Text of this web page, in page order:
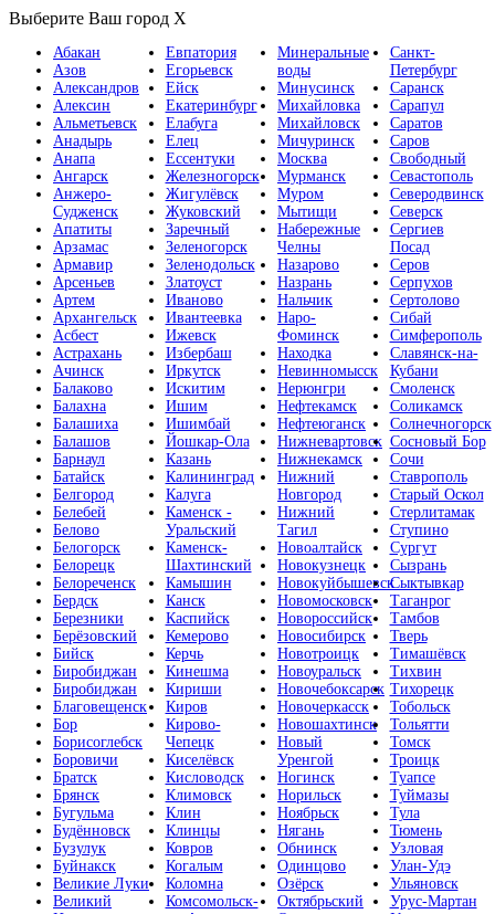
Выберите Ваш город X
Абакан
Азов
Александров
Алексин
Альметьевск
Анадырь
Анапа
Ангарск
Анжеро-
Судженск
Апатиты
Арзамас
Армавир
Арсеньев
Артем
Архангельск
Асбест
Астрахань
Ачинск
Балаково
Балахна
Балашиха
Балашов
Барнаул
Батайск
Белгород
Белебей
Белово
Белогорск
Белорецк
Белореченск
Бердск
Березники
Берёзовский
Бийск
Биробиджан
Биробиджан
Благовещенск
Бор
Борисоглебск
Боровичи
Братск
Брянск
Бугульма
Будённовск
Бузулук
Буйнакск
Великие Луки
Великий
Евпатория
Егорьевск
Ейск
Екатеринбург
Елабуга
Елец
Ессентуки
Железногорск
Жигулёвск
Жуковский
Заречный
Зеленогорск
Зеленодольск
Златоуст
Иваново
Ивантеевка
Ижевск
Избербаш
Иркутск
Искитим
Ишим
Ишимбай
Йошкар-Ола
Казань
Калининград
Калуга
Каменск -
Уральский
Каменск-
Шахтинский
Камышин
Канск
Каспийск
Кемерово
Керчь
Кинешма
Кириши
Киров
Кирово-
Чепецк
Киселёвск
Кисловодск
Климовск
Клин
Клинцы
Ковров
Когалым
Коломна
Комсомольск-
Минеральные
воды
Минусинск
Михайловка
Михайловск
Мичуринск
Москва
Мурманск
Муром
Мытищи
Набережные
Челны
Назарово
Назрань
Нальчик
Наро-
Фоминск
Находка
Невинномысск
Нерюнгри
Нефтекамск
Нефтеюганск
Нижневартовск
Нижнекамск
Нижний
Новгород
Нижний
Тагил
Новоалтайск
Новокузнецк
Новокуйбышевск
Новомосковск
Новороссийск
Новосибирск
Новотроицк
Новоуральск
Новочебоксарск
Новочеркасск
Новошахтинск
Новый
Уренгой
Ногинск
Норильск
Ноябрьск
Нягань
Обнинск
Одинцово
Озёрск
Октябрьский
Санкт-
Петербург
Саранск
Сарапул
Саратов
Саров
Свободный
Севастополь
Северодвинск
Северск
Сергиев
Посад
Серов
Серпухов
Сертолово
Сибай
Симферополь
Славянск-на-
Кубани
Смоленск
Соликамск
Солнечногорск
Сосновый Бор
Сочи
Ставрополь
Старый Оскол
Стерлитамак
Ступино
Сургут
Сызрань
Сыктывкар
Таганрог
Тамбов
Тверь
Тимашёвск
Тихвин
Тихорецк
Тобольск
Тольятти
Томск
Троицк
Туапсе
Туймазы
Тула
Тюмень
Узловая
Улан-Удэ
Ульяновск
Урус-Мартан